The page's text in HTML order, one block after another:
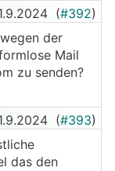
(#392)
der
Mail
zu senden?
(#393)
das den